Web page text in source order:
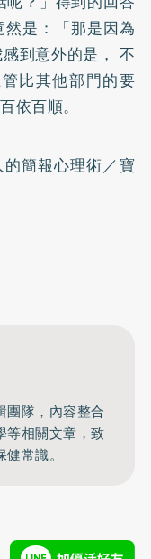
是：「那是因為
到意外的是， 不
比其他部門的要
依百順。
的簡報心理術／寶
團隊，內容整合
等相關文章，致
常識。